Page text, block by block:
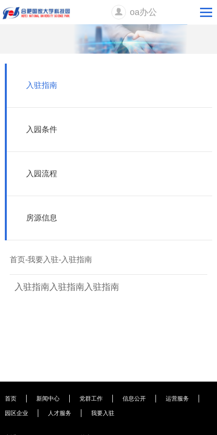
oa办公
入驻指南
入园条件
入园流程
房源信息
首页-我要入驻-入驻指南
入驻指南入驻指南入驻指南
首页 新闻中心 党群工作 信息公开 运营服务
园区企业 人才服务 我要入驻